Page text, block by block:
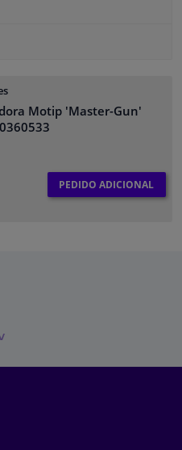
Motip 'Master-Gun'
PEDIDO ADICIONAL